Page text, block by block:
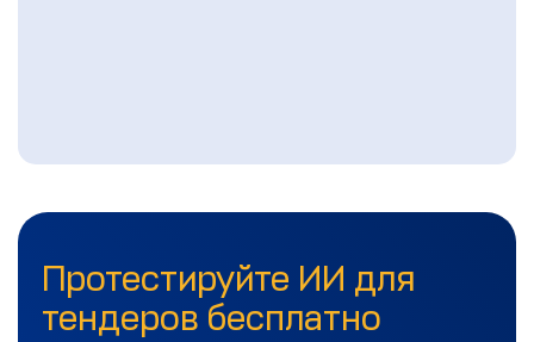
Протестируйте ИИ для
тендеров бесплатно